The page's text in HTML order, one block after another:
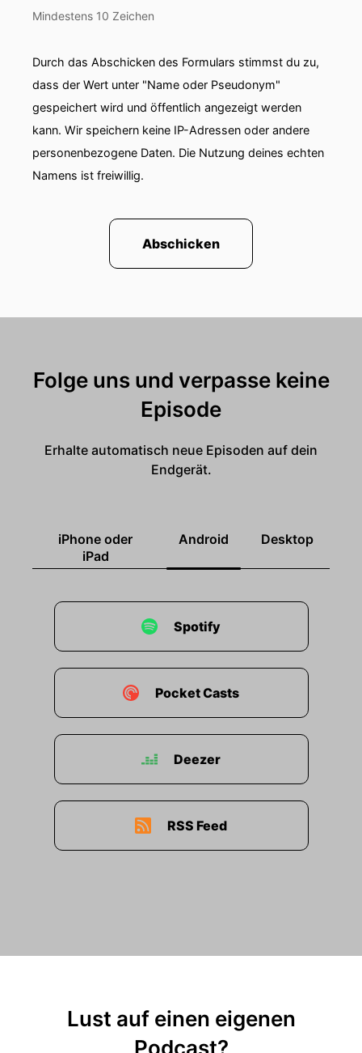
Mindestens 10 Zeichen
Durch das Abschicken des Formulars stimmst du zu,
dass der Wert unter "Name oder Pseudonym"
gespeichert wird und öffentlich angezeigt werden
kann. Wir speichern keine IP-Adressen oder andere
personenbezogene Daten. Die Nutzung deines echten
Namens ist freiwillig.
Abschicken
Folge uns und verpasse keine
Episode
Erhalte automatisch neue Episoden auf dein
Endgerät.
iPhone oder
iPad
Android Desktop
Spotify
Pocket Casts
Deezer
RSS Feed
Lust auf einen eigenen
Podcast?